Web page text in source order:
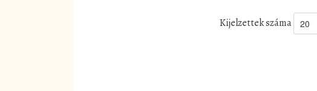
Kijelzettek száma